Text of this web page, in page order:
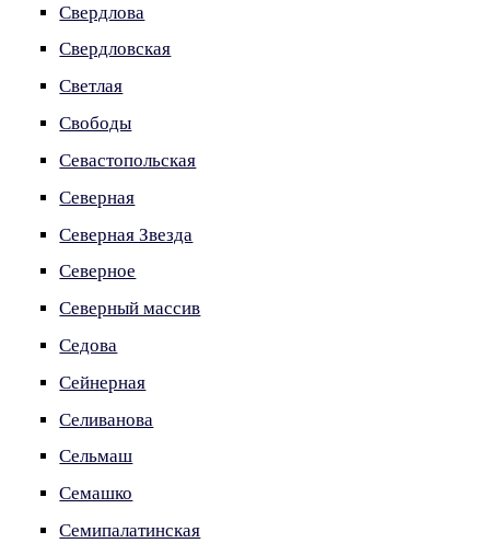
Свердлова
Свердловская
Светлая
Свободы
Севастопольская
Северная
Северная Звезда
Северное
Северный массив
Седова
Сейнерная
Селиванова
Сельмаш
Семашко
Семипалатинская